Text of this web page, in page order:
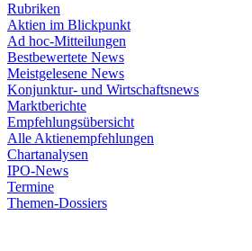
Rubriken
Aktien im Blickpunkt
Ad hoc-Mitteilungen
Bestbewertete News
Meistgelesene News
Konjunktur- und Wirtschaftsnews
Marktberichte
Empfehlungsübersicht
Alle Aktienempfehlungen
Chartanalysen
IPO-News
Termine
Themen-Dossiers